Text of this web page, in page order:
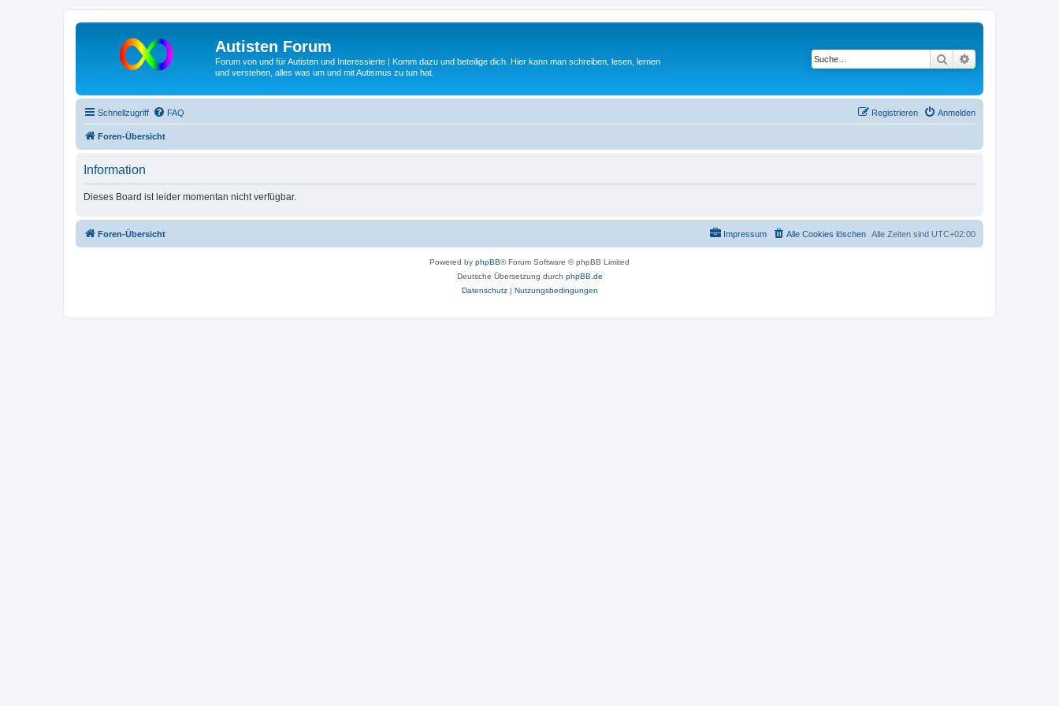
Autisten Forum
Forum von und für Autisten und Interessierte | Komm dazu und beteilige dich. Hier kann man schreiben, lesen, lernen
und verstehen, alles was um und mit Autismus zu tun hat.
Suche
Schnellzugriff FAQ Anmelden
Registrieren
Foren-Übersicht
Information
Dieses Board ist leider momentan nicht verfügbar.
Foren-Übersicht Alle Zeiten sind UTC+02:00
Alle Cookies löschen
Impressum
Powered by phpBB® Forum Software © phpBB Limited
Deutsche Übersetzung durch phpBB.de
Datenschutz| Nutzungsbedingungen